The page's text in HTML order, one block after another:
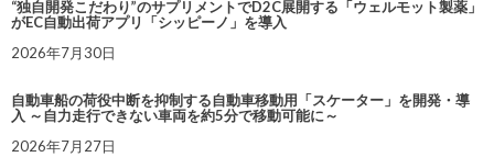
“独自開発こだわり”のサプリメントでD2C展開する「ウェルモット製薬」
がEC自動出荷アプリ「シッピーノ」を導入
2026年7月30日
自動車船の荷役中断を抑制する自動車移動用「スケーター」を開発・導
入 ～自力走行できない車両を約5分で移動可能に～
2026年7月27日